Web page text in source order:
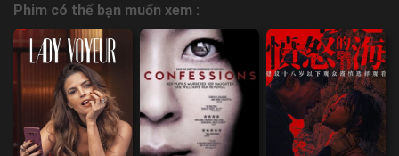
Phim có thể bạn muốn xem :